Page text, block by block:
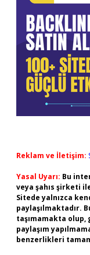
Reklam ve İletişim:
Yasal Uyarı: Bu
veya şahıs şirketi
Sitede yalnızca
paylaşılmaktadır.
taşımamakta olup,
paylaşım
benzerlikleri